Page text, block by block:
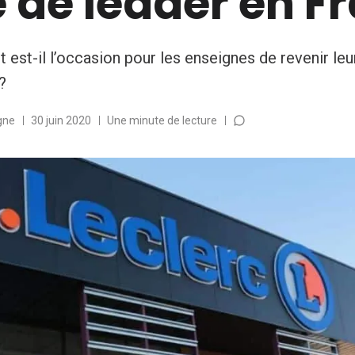
est-il l’occasion pour les enseignes de revenir
30 juin 2020 Une minute de lecture